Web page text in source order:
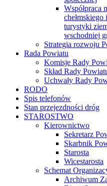
Współpraca
chełmskiego
turystyki
wschodniej
Strategia rozwoju
Rada Powiatu
Komisje Rady
Skład Rady
Uchwały Rady
RODO
Spis telefonów
Stan przejezdności dróg
STAROSTWO
Kierownictwo
Sekretarz
Skarbnik
Starosta
Wicestarosta
Schemat
Archiwum